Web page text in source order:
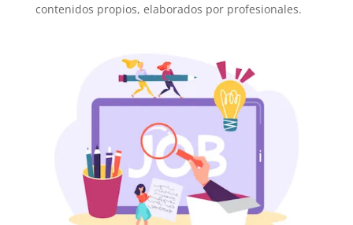
contenidos propios, elaborados por profesionales.